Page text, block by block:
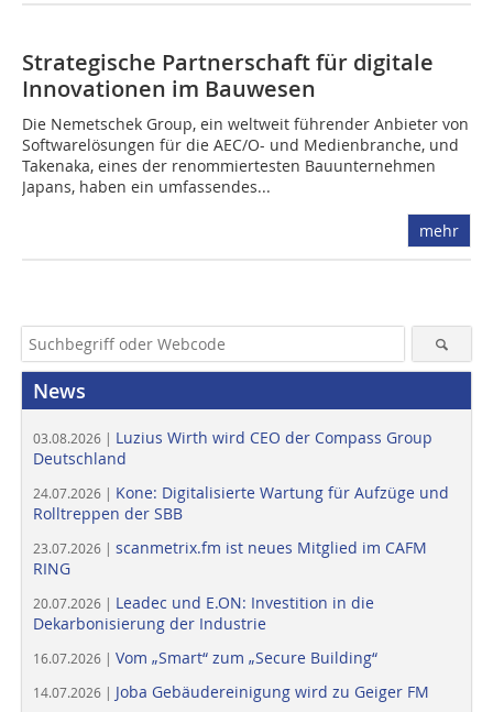
Strategische Partnerschaft für digitale
Innovationen im Bauwesen
Die Nemetschek Group, ein weltweit führender Anbieter von
Softwarelösungen für die AEC/O- und Medienbranche, und
Takenaka, eines der renommiertesten Bauunternehmen
Japans, haben ein umfassendes...
mehr
News
03.08.2026 | Luzius Wirth wird CEO der Compass Group
Deutschland
24.07.2026 | Kone: Digitalisierte Wartung für Aufzüge und
Rolltreppen der SBB
23.07.2026 | scanmetrix.fm ist neues Mitglied im CAFM
RING
20.07.2026 | Leadec und E.ON: Investition in die
Dekarbonisierung der Industrie
16.07.2026 | Vom „Smart“ zum „Secure Building“
14.07.2026 | Joba Gebäudereinigung wird zu Geiger FM